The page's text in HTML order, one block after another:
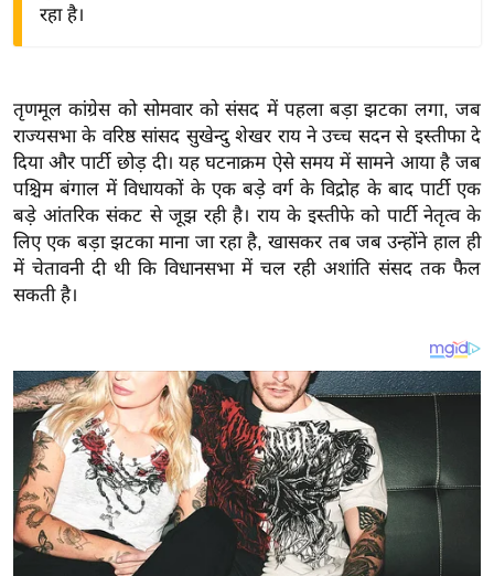
वि
ज्ञ
रा
य
ब
ज
ट
खे
के
ट
P
L
2
रहा है।
तृणमूल कांग्रेस को सोमवार को संसद में पहला बड़ा झटका लगा, जब
राज्यसभा के वरिष्ठ सांसद सुखेन्दु शेखर राय ने उच्च सदन से इस्तीफा दे
दिया और पार्टी छोड़ दी। यह घटनाक्रम ऐसे समय में सामने आया है जब
पश्चिम बंगाल में विधायकों के एक बड़े वर्ग के विद्रोह के बाद पार्टी एक
बड़े आंतरिक संकट से जूझ रही है। राय के इस्तीफे को पार्टी नेतृत्व के
लिए एक बड़ा झटका माना जा रहा है, खासकर तब जब उन्होंने हाल ही
में चेतावनी दी थी कि विधानसभा में चल रही अशांति संसद तक फैल
सकती है।